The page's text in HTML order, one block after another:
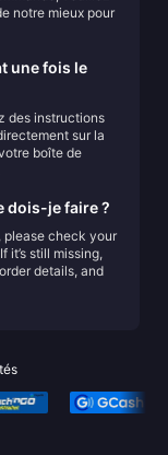
notre mieux pour
une fois le
des instructions
sur la
boîte de
dois-je faire ?
please check your
it’s still missing,
details, and